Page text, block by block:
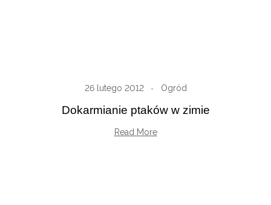
26 lutego 2012 Ogród
Dokarmianie ptaków w zimie
Read More